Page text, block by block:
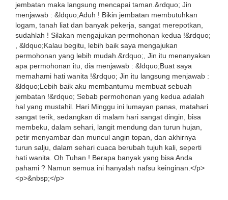
jembatan maka langsung mencapai taman.&rdquo; Jin
menjawab : &ldquo;Aduh ! Bikin jembatan membutuhkan
logam, tanah liat dan banyak pekerja, sangat merepotkan,
sudahlah ! Silakan mengajukan permohonan kedua !&rdquo;
, &ldquo;Kalau begitu, lebih baik saya mengajukan
permohonan yang lebih mudah.&rdquo;, Jin itu menanyakan
apa permohonan itu, dia menjawab : &ldquo;Buat saya
memahami hati wanita !&rdquo; Jin itu langsung menjawab :
&ldquo;Lebih baik aku membantumu membuat sebuah
jembatan !&rdquo; Sebab permohonan yang kedua adalah
hal yang mustahil. Hari Minggu ini lumayan panas, matahari
sangat terik, sedangkan di malam hari sangat dingin, bisa
membeku, dalam sehari, langit mendung dan turun hujan,
petir menyambar dan muncul angin topan, dan akhirnya
turun salju, dalam sehari cuaca berubah tujuh kali, seperti
hati wanita. Oh Tuhan ! Berapa banyak yang bisa Anda
pahami ? Namun semua ini hanyalah nafsu keinginan.</p>
<p>&nbsp;</p>